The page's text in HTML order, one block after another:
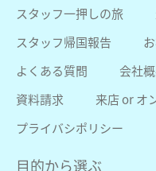
スタッフ一押しの旅
スタッフ帰国報告
よくある質問
会社
資料請求
来店 or オ
プライバシポリシー
目的から選ぶ